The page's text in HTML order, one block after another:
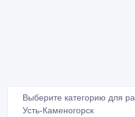
Выберите категорию для
Усть-Каменогорск